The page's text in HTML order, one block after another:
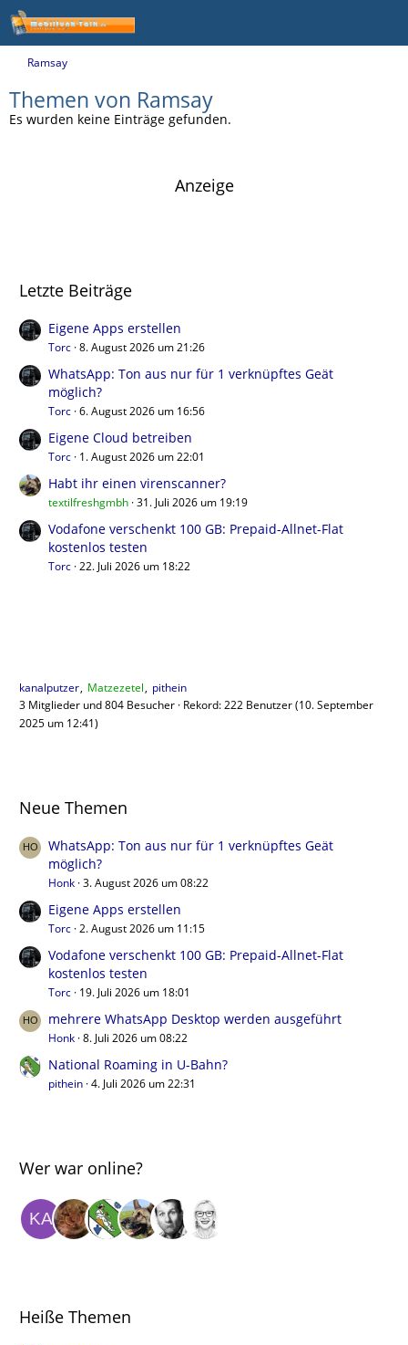
Ramsay
Themen von Ramsay
Es wurden keine Einträge gefunden.
Anzeige
Letzte Beiträge
Eigene Apps erstellen
Torc 8. August 2026 um 21:26
WhatsApp: Ton aus nur für 1 verknüpftes Geät
möglich?
Torc 6. August 2026 um 16:56
Eigene Cloud betreiben
Torc 1. August 2026 um 22:01
Habt ihr einen virenscanner?
textilfreshgmbh 31. Juli 2026 um 19:19
Vodafone verschenkt 100 GB: Prepaid-Allnet-Flat
kostenlos testen
Torc 22. Juli 2026 um 18:22
kanalputzer Matzezetel
pithein
3 Mitglieder und 804 Besucher Rekord: 222 Benutzer (10. September
2025 um 12:41)
Neue Themen
WhatsApp: Ton aus nur für 1 verknüpftes Geät
möglich?
Honk 3. August 2026 um 08:22
Eigene Apps erstellen
Torc 2. August 2026 um 11:15
Vodafone verschenkt 100 GB: Prepaid-Allnet-Flat
kostenlos testen
Torc 19. Juli 2026 um 18:01
mehrere WhatsApp Desktop werden ausgeführt
Honk 8. Juli 2026 um 08:22
National Roaming in U-Bahn?
pithein 4. Juli 2026 um 22:31
Wer war online?
Heiße Themen